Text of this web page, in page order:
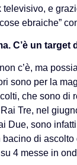
televisivo, e
ebraiche”
C’è un
c’è, ma
sono per la
che sono di
Tre, nel
Due, sono
di
4 messe in